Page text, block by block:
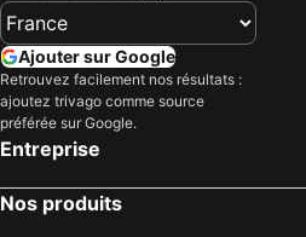
Ajouter sur Google
Retrouvez facilement nos résultats :
ajoutez trivago comme source
préférée sur Google.
Entreprise
Nos produits